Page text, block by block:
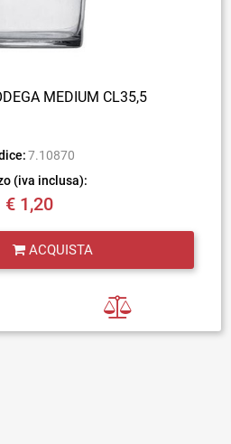
MEDIUM CL35,5
7.10870
(iva inclusa):
€ 1,20
ACQUISTA